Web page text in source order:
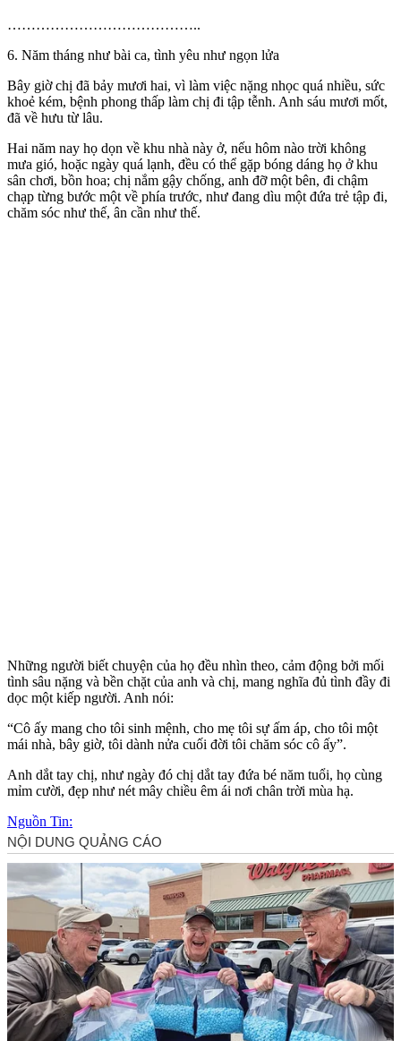
…………………………………..
6. Năm tháng như bài ca, tình yêu như ngọn lửa
Bây giờ chị đã bảy mươi hai, vì làm việc nặng nhọc quá nhiều, sức
khoẻ kém, bệnh phong thấp làm chị đi tập tễnh. Anh sáu mươi mốt,
đã về hưu từ lâu.
Hai năm nay họ dọn về khu nhà này ở, nếu hôm nào trời không
mưa gió, hoặc ngày quá lạnh, đều có thể gặp bóng dáng họ ở khu
sân chơi, bồn hoa; chị nắm gậy chống, anh đỡ một bên, đi chậm
chạp từng bước một về phía trước, như đang dìu một đứa trẻ tập đi,
chăm sóc như thế, ân cần như thế.
Những người biết chuyện của họ đều nhìn theo, cảm động bởi mối
tình sâu nặng và bền chặt của anh và chị, mang nghĩa đủ tình đầy đi
dọc một kiếp người. Anh nói:
“Cô ấy mang cho tôi sinh mệnh, cho mẹ tôi sự ấm áp, cho tôi một
mái nhà, bây giờ, tôi dành nửa cuối đời tôi chăm sóc cô ấy”.
Anh dắt tay chị, như ngày đó chị dắt tay đứa bé năm tuổi, họ cùng
mỉm cười, đẹp như nét mây chiều êm ái nơi chân trời mùa hạ.
Nguồn Tin: